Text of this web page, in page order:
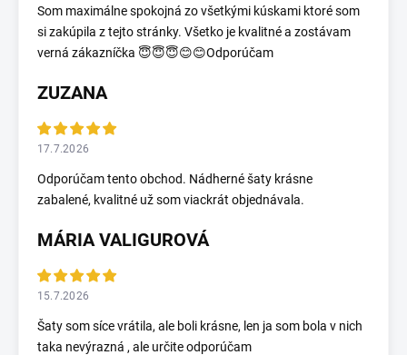
Som maximálne spokojná zo všetkými kúskami ktoré som
si zakúpila z tejto stránky. Všetko je kvalitné a zostávam
verná zákazníčka 😇😇😇😊😊Odporúčam
ZUZANA
17.7.2026
Odporúčam tento obchod. Nádherné šaty krásne
zabalené, kvalitné už som viackrát objednávala.
MÁRIA VALIGUROVÁ
15.7.2026
Šaty som síce vrátila, ale boli krásne, len ja som bola v nich
taka nevýrazná , ale určite odporúčam